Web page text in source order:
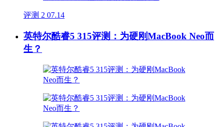
评测 2 07.14
英特尔酷睿5 315评测：为硬刚MacBook Neo而
生？